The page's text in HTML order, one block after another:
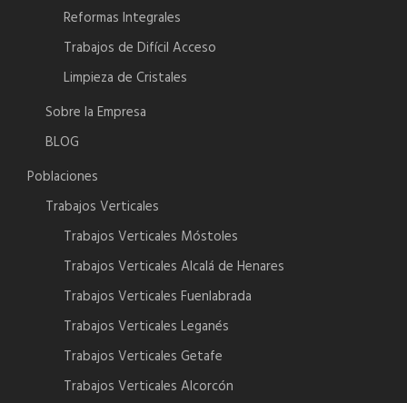
Reformas Integrales
Trabajos de Difícil Acceso
Limpieza de Cristales
Sobre la Empresa
BLOG
Poblaciones
Trabajos Verticales
Trabajos Verticales Móstoles
Trabajos Verticales Alcalá de Henares
Trabajos Verticales Fuenlabrada
Trabajos Verticales Leganés
Trabajos Verticales Getafe
Trabajos Verticales Alcorcón